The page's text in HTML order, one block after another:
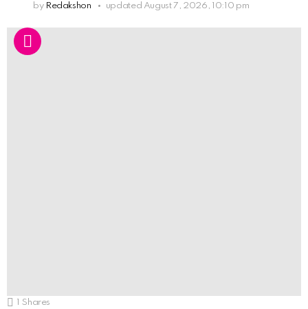
by Redakshon updated August 7, 2026, 10:10 pm
1 Shares